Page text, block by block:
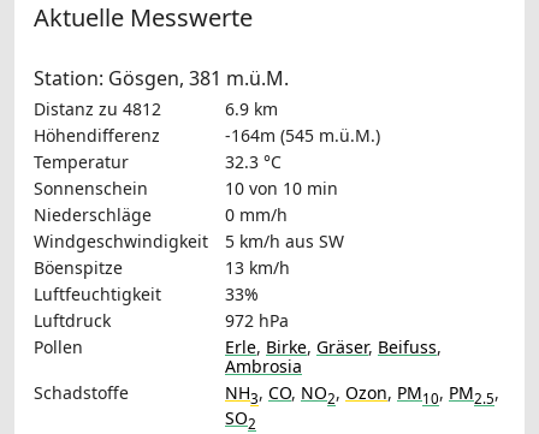
Aktuelle Messwerte
Station: Gösgen, 381 m.ü.M.
Distanz zu 4812
6.9 km
Höhendifferenz
-164m (545 m.ü.M.)
Temperatur
32.3 °C
Sonnenschein
10 von 10 min
Niederschläge
0 mm/h
Windgeschwindigkeit
5 km/h aus SW
Böenspitze
13 km/h
Luftfeuchtigkeit
33%
Luftdruck
972 hPa
Pollen
Erle, Birke, Gräser, Beifuss,
Ambrosia
Schadstoffe
NH3, CO, NO2, Ozon, PM10, PM2.5,
SO2